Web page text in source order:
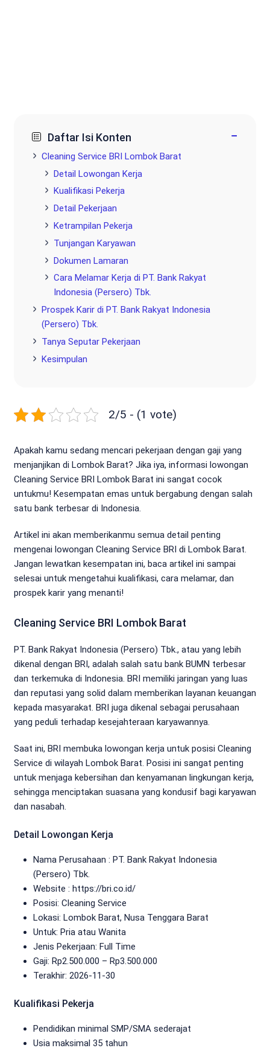
Daftar Isi Konten −
Cleaning Service BRI Lombok Barat
Detail Lowongan Kerja
Kualifikasi Pekerja
Detail Pekerjaan
Ketrampilan Pekerja
Tunjangan Karyawan
Dokumen Lamaran
Cara Melamar Kerja di PT. Bank Rakyat
Indonesia (Persero) Tbk.
Prospek Karir di PT. Bank Rakyat Indonesia
(Persero) Tbk.
Tanya Seputar Pekerjaan
Kesimpulan
2/5 - (1 vote)
Apakah kamu sedang mencari pekerjaan dengan gaji yang
menjanjikan di Lombok Barat? Jika iya, informasi lowongan
Cleaning Service BRI Lombok Barat ini sangat cocok
untukmu! Kesempatan emas untuk bergabung dengan salah
satu bank terbesar di Indonesia.
Artikel ini akan memberikanmu semua detail penting
mengenai lowongan Cleaning Service BRI di Lombok Barat.
Jangan lewatkan kesempatan ini, baca artikel ini sampai
selesai untuk mengetahui kualifikasi, cara melamar, dan
prospek karir yang menanti!
Cleaning Service BRI Lombok Barat
PT. Bank Rakyat Indonesia (Persero) Tbk., atau yang lebih
dikenal dengan BRI, adalah salah satu bank BUMN terbesar
dan terkemuka di Indonesia. BRI memiliki jaringan yang luas
dan reputasi yang solid dalam memberikan layanan keuangan
kepada masyarakat. BRI juga dikenal sebagai perusahaan
yang peduli terhadap kesejahteraan karyawannya.
Saat ini, BRI membuka lowongan kerja untuk posisi Cleaning
Service di wilayah Lombok Barat. Posisi ini sangat penting
untuk menjaga kebersihan dan kenyamanan lingkungan kerja,
sehingga menciptakan suasana yang kondusif bagi karyawan
dan nasabah.
Detail Lowongan Kerja
Nama Perusahaan : PT. Bank Rakyat Indonesia
(Persero) Tbk.
Website : https://bri.co.id/
Posisi: Cleaning Service
Lokasi: Lombok Barat, Nusa Tenggara Barat
Untuk: Pria atau Wanita
Jenis Pekerjaan: Full Time
Gaji: Rp2.500.000 – Rp3.500.000
Terakhir: 2026-11-30
Kualifikasi Pekerja
Pendidikan minimal SMP/SMA sederajat
Usia maksimal 35 tahun